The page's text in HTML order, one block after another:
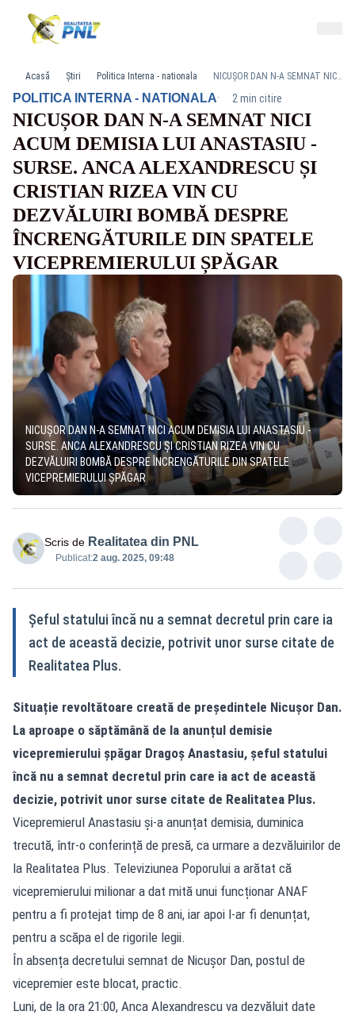
Acasă Știri Politica Interna - nationala NICUȘOR DAN N-A SEMNAT NICI ACUM DEMISIA LUI ANASTASIU - SURSE. ANCA ALEXANDRESCU ȘI CRISTIAN RIZEA VIN CU DEZVĂLUIRI BOMBĂ DESPRE ÎNCRENGĂTURILE DIN SPATELE VICEPREMIERULUI ȘPĂGAR
POLITICA INTERNA - NATIONALA· 2 min citire
NICUȘOR DAN N-A SEMNAT NICI
ACUM DEMISIA LUI ANASTASIU -
SURSE. ANCA ALEXANDRESCU ȘI
CRISTIAN RIZEA VIN CU
DEZVĂLUIRI BOMBĂ DESPRE
ÎNCRENGĂTURILE DIN SPATELE
VICEPREMIERULUI ȘPĂGAR
NICUȘOR DAN N-A SEMNAT NICI ACUM DEMISIA LUI ANASTASIU -
SURSE. ANCA ALEXANDRESCU ȘI CRISTIAN RIZEA VIN CU
DEZVĂLUIRI BOMBĂ DESPRE ÎNCRENGĂTURILE DIN SPATELE
VICEPREMIERULUI ȘPĂGAR
Scris de Realitatea din PNL
Publicat:2 aug. 2025, 09:48
Șeful statului încă nu a semnat decretul prin care ia
act de această decizie, potrivit unor surse citate de
Realitatea Plus.
Situație revoltătoare creată de președintele Nicușor Dan.
La aproape o săptămână de la anunțul demisie
vicepremierului șpăgar Dragoș Anastasiu, șeful statului
încă nu a semnat decretul prin care ia act de această
decizie, potrivit unor surse citate de Realitatea Plus.
Vicepremierul Anastasiu și-a anunțat demisia, duminica
trecută, într-o conferință de presă, ca urmare a dezvăluirilor de
la Realitatea Plus. Televiziunea Poporului a arătat că
vicepremierului milionar a dat mită unui funcționar ANAF
pentru a fi protejat timp de 8 ani, iar apoi l-ar fi denunțat,
pentru a scăpa el de rigorile legii.
În absența decretului semnat de Nicușor Dan, postul de
vicepremier este blocat, practic.
Luni, de la ora 21:00, Anca Alexandrescu va dezvăluit date